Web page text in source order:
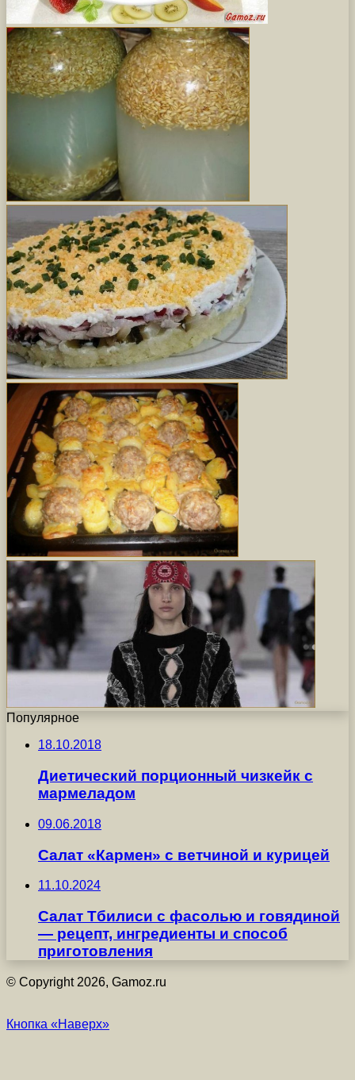
Популярное
18.10.2018
Диетический порционный чизкейк с
мармеладом
09.06.2018
Салат «Кармен» с ветчиной и курицей
11.10.2024
Салат Тбилиси с фасолью и говядиной
— рецепт, ингредиенты и способ
приготовления
© Copyright 2026, Gamoz.ru
Кнопка «Наверх»